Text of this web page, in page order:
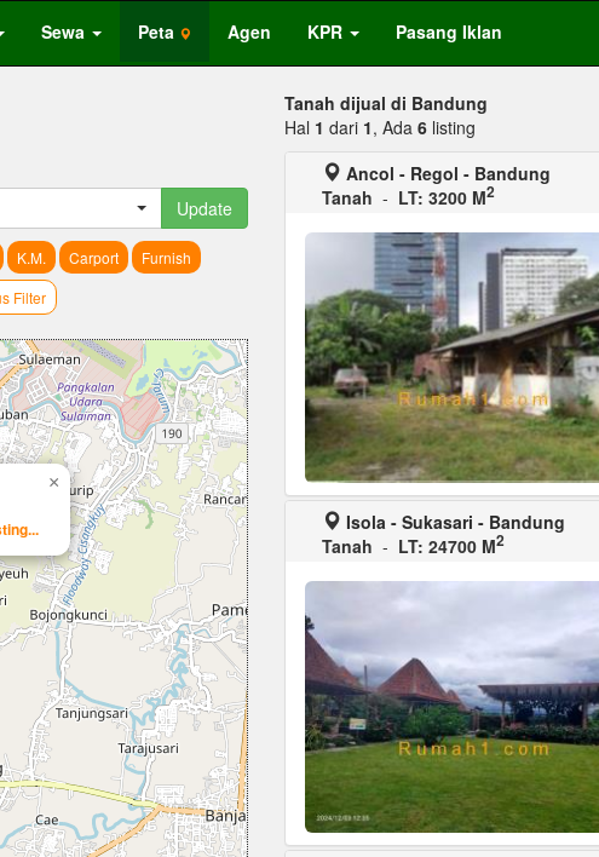
Sewa Peta Agen KPR Pasang Iklan
Update
K.M. Carport
Furnish
Filter
×
Tanah dijual di Bandung
Hal 1 dari 1, Ada 6 listing
Ancol - Regol - Bandung
Tanah - LT: 3200 M2
Isola - Sukasari - Bandung
Tanah - LT: 24700 M2